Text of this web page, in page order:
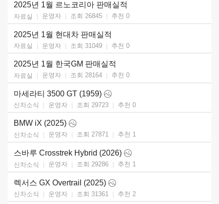
2025년 1월 르노코리아 판매실적
자료실 운영자 조회 26845 추천 0
2025년 1월 현대차 판매실적
자료실 운영자 조회 31049 추천 0
2025년 1월 한국GM 판매실적
자료실 운영자 조회 28164 추천 0
마세라티 3500 GT (1959)
신차소식 운영자 조회 29723 추천 0
BMW iX (2025)
신차소식 운영자 조회 27871 추천 1
스바루 Crosstrek Hybrid (2026)
신차소식 운영자 조회 29286 추천 1
렉서스 GX Overtrail (2025)
신차소식 운영자 조회 31361 추천 2